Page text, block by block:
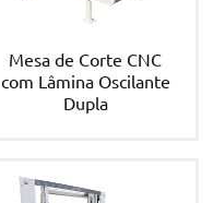
Mesa de Corte CNC
com Lâmina Oscilante
Dupla